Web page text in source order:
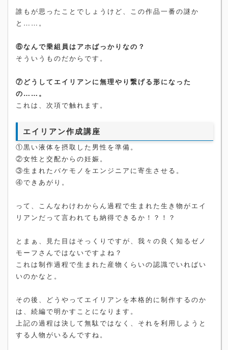
誰もが思ったことでしょうけど、この作品一番の謎か
と……。
⑥なんで乗組員はアホばっかりなの？
そういうものだからです。
⑦どうしてエイリアンに無理やり繋げる形になった
の……。
これは、次項で触れます。
エイリアン作成講座
①黒い液体を摂取した男性を準備。
②女性と交配からの妊娠。
③生まれたバケモノをエンジニアに寄生させる。
④できあがり。
って、こんなわけわからん過程で生まれた生き物がエイ
リアンだって言われても納得できるか！？！？
とまぁ、見た目はそっくりですが、我々の良く知るゼノ
モーフさんではないですよね？
これは制作過程で生まれた産物くらいの認識でいればい
いのかなと。
その後、どうやってエイリアンを本格的に制作するのか
は、続編で明かすことになります。
上記の過程は決して無駄ではなく、それを利用しようと
する人物がいるんですね。